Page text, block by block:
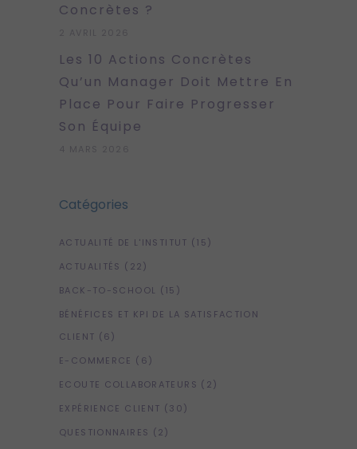
Concrètes ?
Les 10 Actions Concrètes
Qu’un Manager Doit Mettre En
Place Pour Faire Progresser
Son Équipe
Catégories
ACTUALITÉ DE L'INSTITUT (15)
ACTUALITÉS (22)
BACK-TO-SCHOOL (15)
BÉNÉFICES ET KPI DE LA SATISFACTION
CLIENT (6)
E-COMMERCE (6)
ECOUTE COLLABORATEURS (2)
EXPÉRIENCE CLIENT (30)
QUESTIONNAIRES (2)